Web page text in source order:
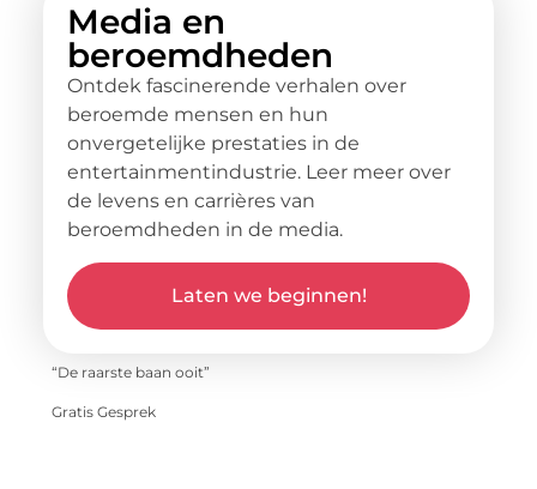
Media en
beroemdheden
Ontdek fascinerende verhalen over
beroemde mensen en hun
onvergetelijke prestaties in de
entertainmentindustrie. Leer meer over
de levens en carrières van
beroemdheden in de media.
Laten we beginnen!
“De raarste baan ooit”
Gratis Gesprek